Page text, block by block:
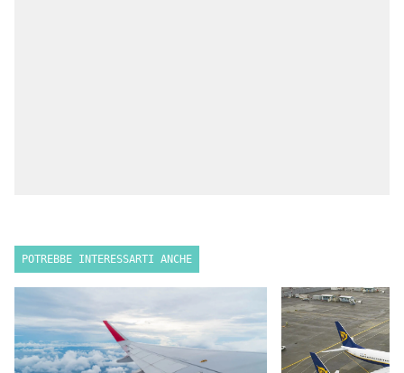
POTREBBE INTERESSARTI ANCHE